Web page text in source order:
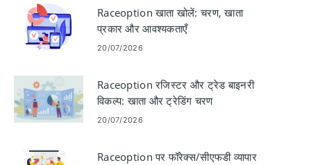
Raceoption खाता खोलें: चरण, खाता
प्रकार और आवश्यकताएँ
20/07/2026
Raceoption रजिस्टर और ट्रेड बाइनरी
विकल्प: खाता और ट्रेडिंग चरण
20/07/2026
Raceoption पर फॉरेक्स/सीएफडी व्यापार